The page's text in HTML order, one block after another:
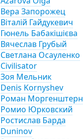
Вера Запорожец
Віталій Гайдукевич
Гюнель Бабакішієва
Вячеслав Грубый
Cветлана Осауленко
Civilisator
Зоя Мельник
Denis Kornyshev
Роман Моргенштерн
Ромио Юрковский
Ростислав Барда
Duninov